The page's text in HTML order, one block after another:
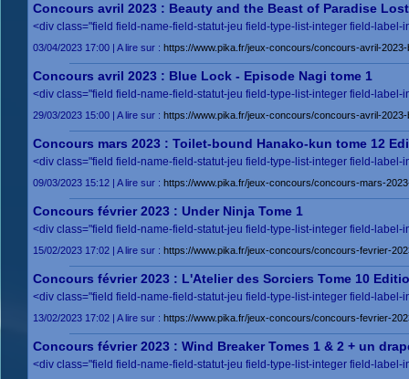
Concours avril 2023 : Beauty and the Beast of Paradise
<div class="field field-name-field-statut-jeu field-type-list-integer field-
03/04/2023 17:00 | A lire sur : https://www.pika.fr/jeux-concours/concours-avril-
Concours avril 2023 : Blue Lock - Episode Nagi tome 1
<div class="field field-name-field-statut-jeu field-type-list-integer field-
29/03/2023 15:00 | A lire sur : https://www.pika.fr/jeux-concours/concours-avril-
Concours mars 2023 : Toilet-bound Hanako-kun tome 12
<div class="field field-name-field-statut-jeu field-type-list-integer field-
09/03/2023 15:12 | A lire sur : https://www.pika.fr/jeux-concours/concours-mars-
Concours février 2023 : Under Ninja Tome 1
<div class="field field-name-field-statut-jeu field-type-list-integer field-
15/02/2023 17:02 | A lire sur : https://www.pika.fr/jeux-concours/concours-fevrier-
Concours février 2023 : L'Atelier des Sorciers Tome 10
<div class="field field-name-field-statut-jeu field-type-list-integer field-
13/02/2023 17:02 | A lire sur : https://www.pika.fr/jeux-concours/concours-fevrier-
Concours février 2023 : Wind Breaker Tomes 1 & 2 + un
<div class="field field-name-field-statut-jeu field-type-list-integer field-